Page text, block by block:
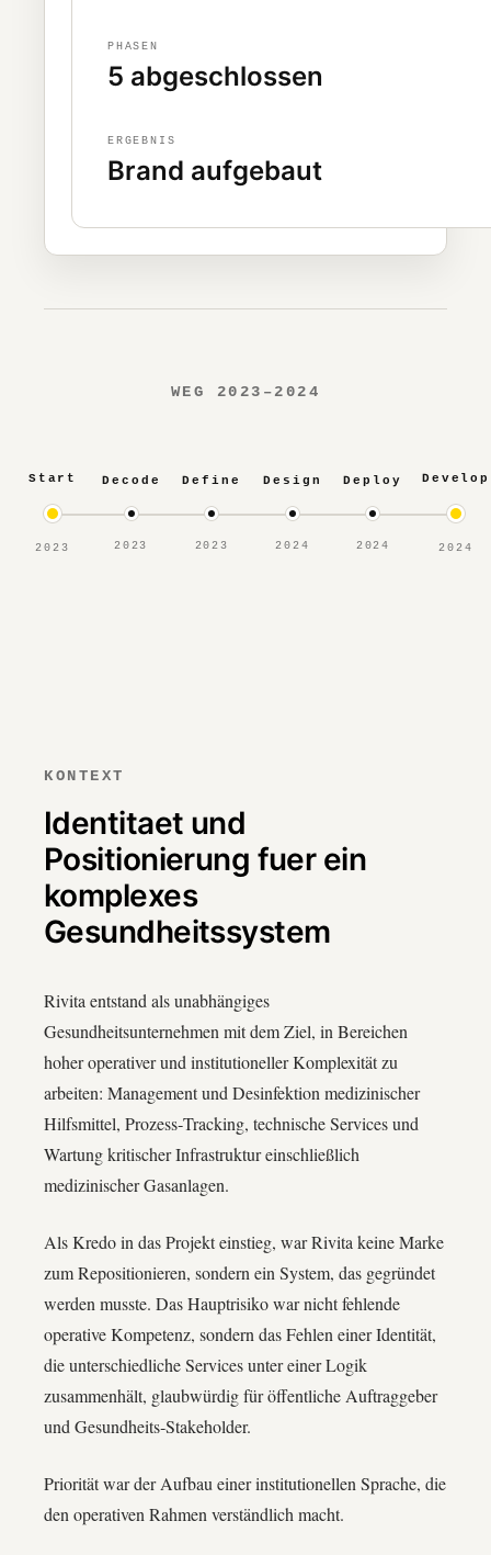
PHASEN
5 abgeschlossen
ERGEBNIS
Brand aufgebaut
WEG 2023–2024
Start
2023
Decode
2023
Define
2023
Design
2024
Deploy
2024
Develop
2024
KONTEXT
Identitaet und
Positionierung fuer ein
komplexes
Gesundheitssystem
Rivita entstand als unabhängiges
Gesundheitsunternehmen mit dem Ziel, in Bereichen
hoher operativer und institutioneller Komplexität zu
arbeiten: Management und Desinfektion medizinischer
Hilfsmittel, Prozess‑Tracking, technische Services und
Wartung kritischer Infrastruktur einschließlich
medizinischer Gasanlagen.
Als Kredo in das Projekt einstieg, war Rivita keine Marke
zum Repositionieren, sondern ein System, das gegründet
werden musste. Das Hauptrisiko war nicht fehlende
operative Kompetenz, sondern das Fehlen einer Identität,
die unterschiedliche Services unter einer Logik
zusammenhält, glaubwürdig für öffentliche Auftraggeber
und Gesundheits‑Stakeholder.
Priorität war der Aufbau einer institutionellen Sprache, die
den operativen Rahmen verständlich macht.